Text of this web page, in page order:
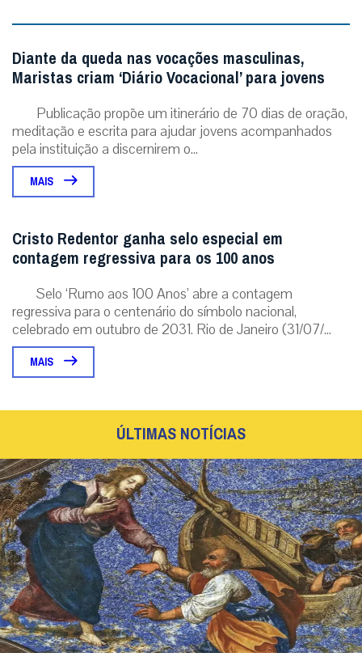
Diante da queda nas vocações masculinas,
Maristas criam ‘Diário Vocacional’ para jovens
Publicação propõe um itinerário de 70 dias de oração,
meditação e escrita para ajudar jovens acompanhados
pela instituição a discernirem o...
MAIS
Cristo Redentor ganha selo especial em
contagem regressiva para os 100 anos
Selo ‘Rumo aos 100 Anos’ abre a contagem
regressiva para o centenário do símbolo nacional,
celebrado em outubro de 2031. Rio de Janeiro (31/07/...
MAIS
ÚLTIMAS NOTÍCIAS